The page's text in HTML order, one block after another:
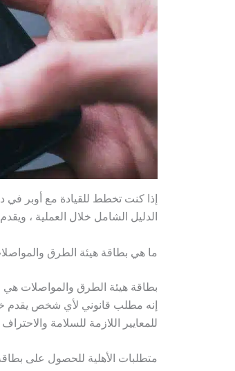
الدليل الشامل خلال العملية ،
ما هي بطاقة هيئة الطرق
بطاقة هيئة الطرق والمواصلات
إنه مطلب قانوني لأي شخص يقدم
للمعايير اللازمة للسلامة
متطلبات الأهلية للحصول على